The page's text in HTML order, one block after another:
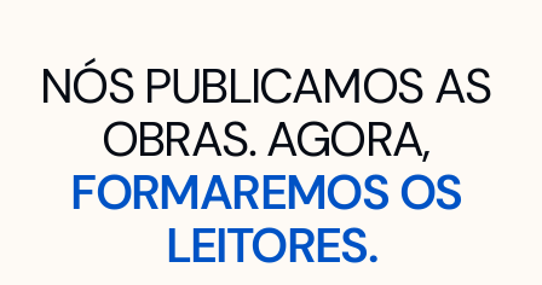
NÓS PUBLICAMOS AS
OBRAS. AGORA,
FORMAREMOS OS
LEITORES.